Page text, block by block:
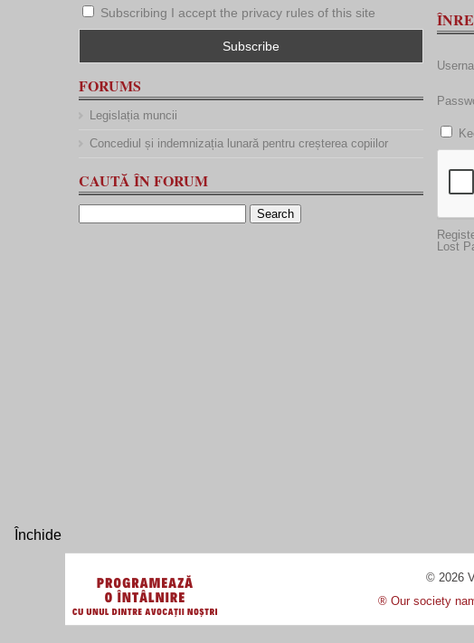
Subscribing I accept the privacy rules of this site
FORUMS
Legislația muncii
Concediul și indemnizația lunară pentru creșterea copiilor
CAUTĂ ÎN FORUM
Lost
© 2026
® Our society